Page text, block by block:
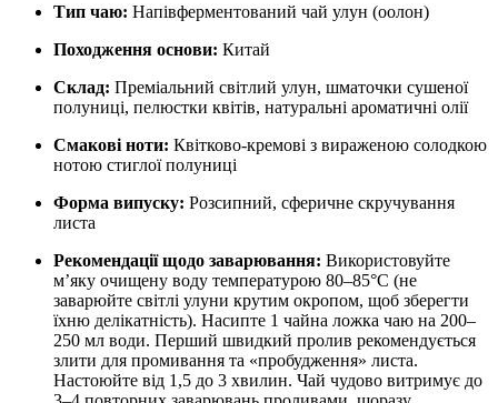
Тип чаю: Напівферментований чай улун (оолон)
Походження основи: Китай
Склад: Преміальний світлий улун, шматочки сушеної
полуниці, пелюстки квітів, натуральні ароматичні олії
Смакові ноти: Квітково-кремові з вираженою солодкою
нотою стиглої полуниці
Форма випуску: Розсипний, сферичне скручування
листа
Рекомендації щодо заварювання: Використовуйте
м’яку очищену воду температурою 80–85°C (не
заварюйте світлі улуни крутим окропом, щоб зберегти
їхню делікатність). Насипте 1 чайна ложка чаю на 200–
250 мл води. Перший швидкий пролив рекомендується
злити для промивання та «пробудження» листа.
Настоюйте від 1,5 до 3 хвилин. Чай чудово витримує до